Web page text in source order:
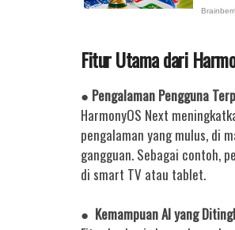
Fitur Utama dari
● Pengalaman Pengguna
HarmonyOS Next
pengalaman yang mulus, di
gangguan. Sebagai contoh,
di smart TV atau tablet.
● Kemampuan AI yang